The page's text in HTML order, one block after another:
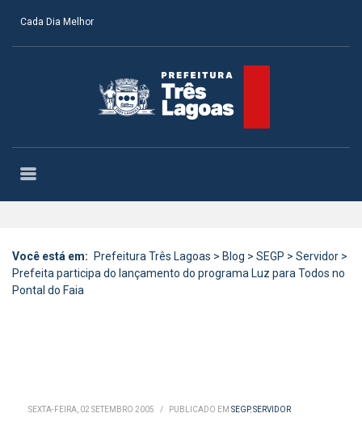
Cada Dia Melhor
Você está em: Prefeitura Três Lagoas > Blog > SEGP > Servidor >
Prefeita participa do lançamento do programa Luz para Todos no
Pontal do Faia
SEXTA-FEIRA, 02 SETEMBRO 2005 / PUBLICADO EM SEGP,SERVIDOR